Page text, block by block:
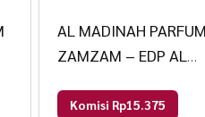
AL MADINAH PARFUM
ZAMZAM – EDP AL
50ml Al Rawda
Komisi Rp15.375